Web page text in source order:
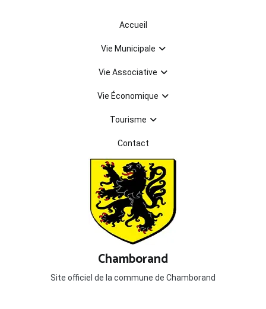
Chamborand
Site officiel de la commune de Chamborand
Accueil
Vie Municipale
Vie Associative
Vie Économique
Tourisme
Contact